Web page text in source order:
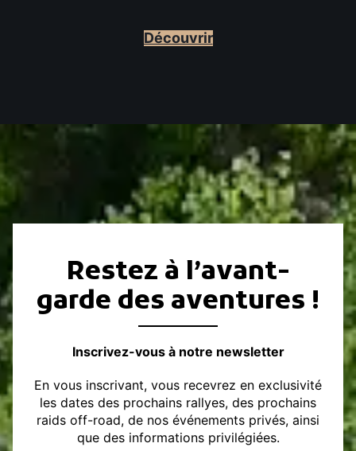
Découvrir
Restez à l’avant-
garde des aventures !
Inscrivez-vous à notre newsletter
En vous inscrivant, vous recevrez en exclusivité
les dates des prochains rallyes, des prochains
raids off-road, de nos événements privés, ainsi
que des informations privilégiées.